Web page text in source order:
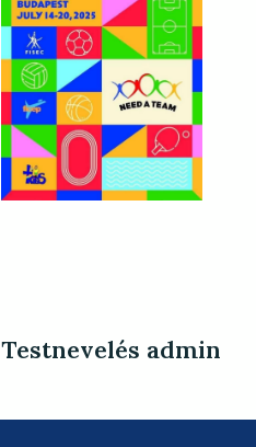
Testnevelés admin